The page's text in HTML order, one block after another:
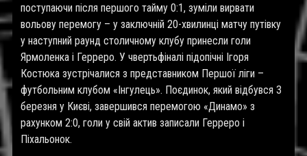
поступаючи після першого тайму 0:1, зуміли вирвати
вольову перемогу – у заключній 20-хвилинці матчу путівку
у наступний раунд столичному клубу принесли голи
Ярмоленка і Герреро. У чвертьфіналі підопічні Ігоря
Костюка зустрічалися з представником Першої ліги –
футбольним клубом «Інгулець». Поєдинок, який відбувся 3
березня у Києві, завершився перемогою «Динамо» з
рахунком 2:0, голи у свій актив записали Герреро і
Піхальонок.